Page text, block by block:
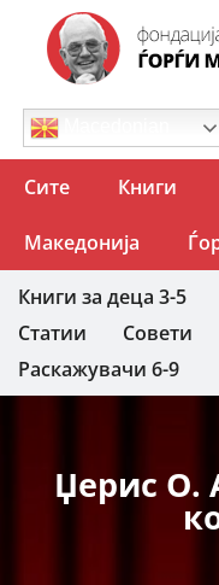
Сите Книги
Македонија
Книги за деца 3-5
Статии
Совети
Раскажувачи 6-9
Џерис О.